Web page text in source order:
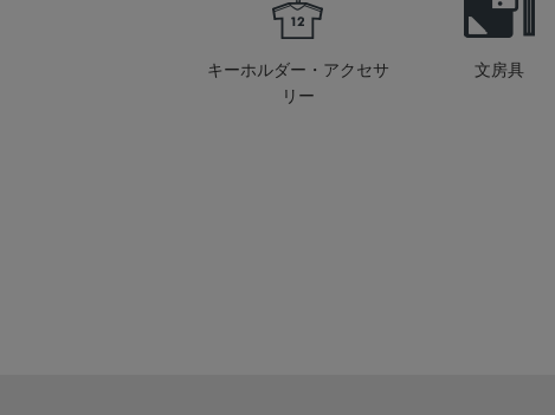
キーホルダー・アクセサ
リー
文房具